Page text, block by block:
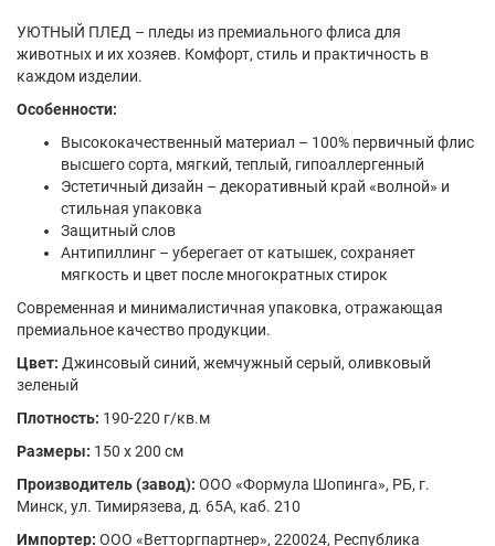
УЮТНЫЙ ПЛЕД – пледы из премиального флиса для
животных и их хозяев. Комфорт, стиль и практичность в
каждом изделии.
Особенности:
Высококачественный материал – 100% первичный флис
высшего сорта, мягкий, теплый, гипоаллергенный
Эстетичный дизайн – декоративный край «волной» и
стильная упаковка
Защитный слов
Антипиллинг – уберегает от катышек, сохраняет
мягкость и цвет после многократных стирок
Современная и минималистичная упаковка, отражающая
премиальное качество продукции.
Цвет: Джинсовый синий, жемчужный серый, оливковый
зеленый
Плотность: 190-220 г/кв.м
Размеры: 150 x 200 см
Производитель (завод): ООО «Формула Шопинга», РБ, г.
Минск, ул. Тимирязева, д. 65А, каб. 210
Импортер: ООО «Ветторгпартнер», 220024, Республика